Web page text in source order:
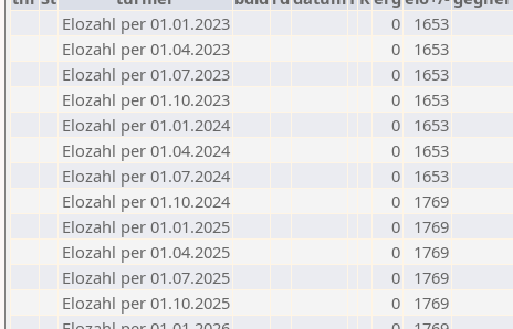
Elozahl per 01.01.2023
0
1653
Elozahl per 01.04.2023
0
1653
Elozahl per 01.07.2023
0
1653
Elozahl per 01.10.2023
0
1653
Elozahl per 01.01.2024
0
1653
Elozahl per 01.04.2024
0
1653
Elozahl per 01.07.2024
0
1653
Elozahl per 01.10.2024
0
1769
Elozahl per 01.01.2025
0
1769
Elozahl per 01.04.2025
0
1769
Elozahl per 01.07.2025
0
1769
Elozahl per 01.10.2025
0
1769